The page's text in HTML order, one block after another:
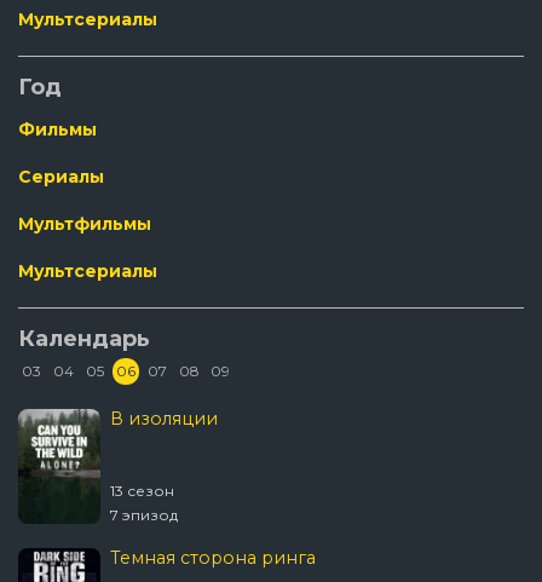
Мультсериалы
Год
Фильмы
Сериалы
Мультфильмы
Мультсериалы
Календарь
03 04 05 06 07 08 09
В изоляции
13 сезон
7 эпизод
Темная сторона ринга